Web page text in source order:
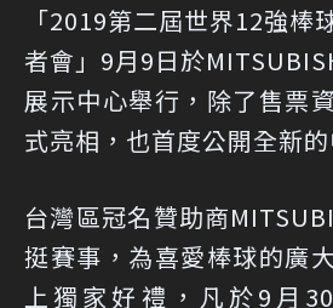
「2019第二屆世界12強棒
者會」9月9日於
展示中心舉行，除了售票
式亮相，也首度公開全新
台灣區冠名贊助商
挺賽事，為喜愛棒球的廣
上獨家好禮，凡於9月